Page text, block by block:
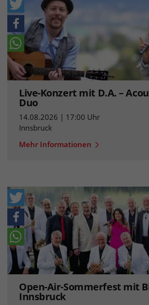
Live-Konzert mit D.A. –
Duo
14.08.2026 | 17:00 Uhr
Innsbruck
Mehr Informationen
Open-Air-Sommerfest mit
Innsbruck